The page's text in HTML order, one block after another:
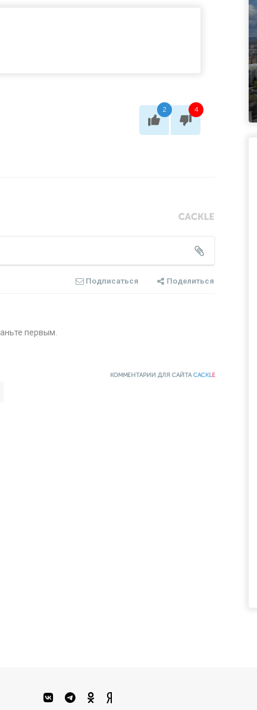
2 4
Подписаться Поделиться
первым.
КОММЕНТАРИИ ДЛЯ САЙТАCACKLE